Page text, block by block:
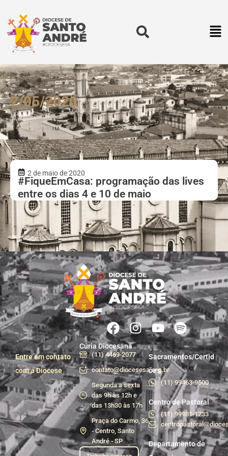
2/05/2020
2 de maio de 2020
#FiqueEmCasa: programação das lives
entre os dias 4 e 10 de maio
Entre em contato
com a Diocese
Cúria Diocesana
(11) 4469-2077
contato@diocesesa.org.br
Segunda a sexta
das 9h às 12h e
das 13h30 às 17h
Praça do Carmo, 36
- Centro, Santo
André - SP
Sacramentos/Certid
ões
(11) 99463-9500
Centro de Pastoral
(11) 99981-1233
Departamento de